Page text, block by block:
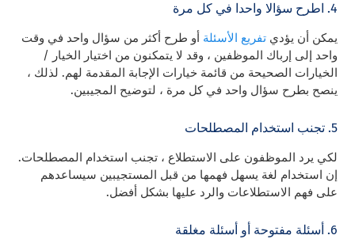
4. اطرح سؤالا واحدا في كل مرة
يمكن أن يؤديتفريع الأسئلة أو طرح أكثر من سؤال واحد في وقت
واحد إلى إرباك الموظفين ، وقد لا يتمكنون من اختيار الخيار /
الخيارات الصحيحة من قائمة خيارات الإجابة المقدمة لهم. لذلك ،
ينصح بطرح سؤال واحد في كل مرة ، لتوضيح المجيبين.
5. تجنب استخدام المصطلحات
لكي يرد الموظفون على الاستطلاع ، تجنب استخدام المصطلحات.
إن استخدام لغة يسهل فهمها من قبل المستجيبين سيساعدهم
على فهم الاستطلاعات والرد عليها بشكل أفضل.
6. أسئلة مفتوحة أو أسئلة مغلقة